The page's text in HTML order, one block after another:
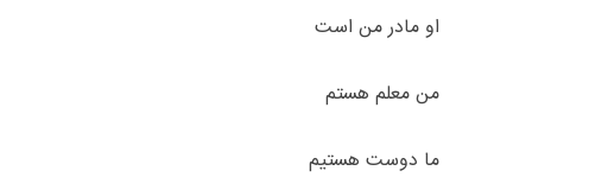
او مادر من است
من معلم هستم
ما دوست هستیم